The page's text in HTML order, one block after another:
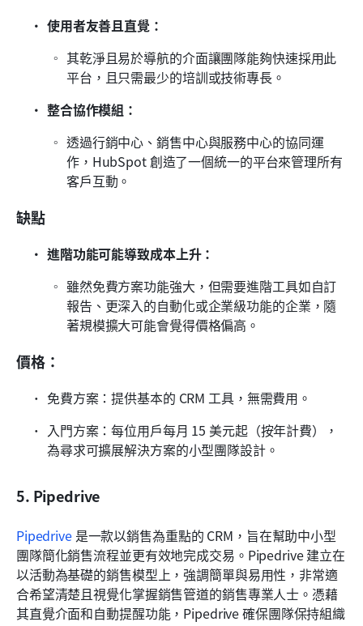
使用者友善且直覺：
其乾淨且易於導航的介面讓團隊能夠快速採用此
平台，且只需最少的培訓或技術專長。
整合協作模組：
透過行銷中心、銷售中心與服務中心的協同運
作，HubSpot 創造了一個統一的平台來管理所有
客戶互動。
缺點
進階功能可能導致成本上升：
雖然免費方案功能強大，但需要進階工具如自訂
報告、更深入的自動化或企業級功能的企業，隨
著規模擴大可能會覺得價格偏高。
價格：
免費方案：提供基本的 CRM 工具，無需費用。
入門方案：每位用戶每月 15 美元起（按年計費），
為尋求可擴展解決方案的小型團隊設計。
5. Pipedrive
Pipedrive 是一款以銷售為重點的 CRM，旨在幫助中小型
團隊簡化銷售流程並更有效地完成交易。Pipedrive 建立在
以活動為基礎的銷售模型上，強調簡單與易用性，非常適
合希望清楚且視覺化掌握銷售管道的銷售專業人士。憑藉
其直覺介面和自動提醒功能，Pipedrive 確保團隊保持組織